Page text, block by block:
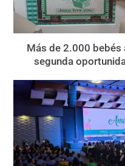
Más de 2.000 bebés
segunda